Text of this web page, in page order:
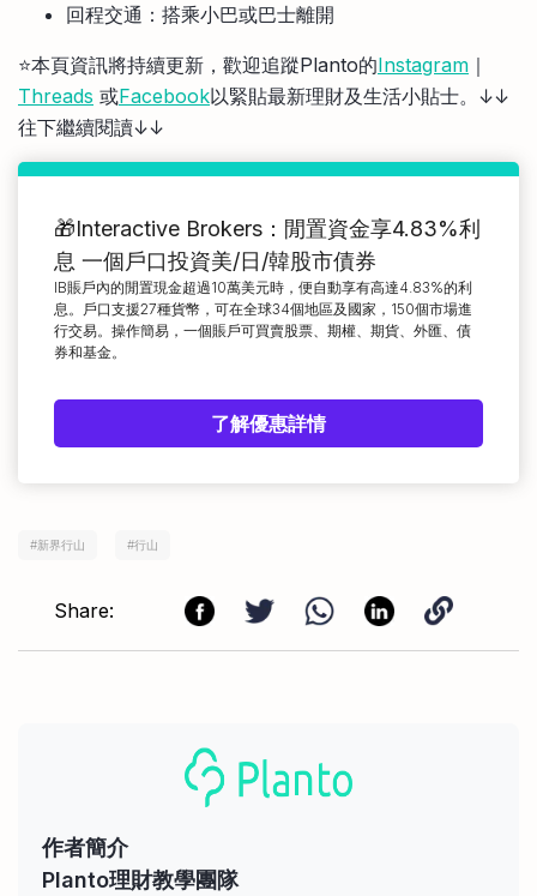
回程交通：搭乘小巴或巴士離開
⭐️本頁資訊將持續更新，歡迎追蹤Planto的Instagram ｜
Threads 或Facebook以緊貼最新理財及生活小貼士。↓↓
往下繼續閱讀↓↓
🎁Interactive Brokers：閒置資金享4.83%利
息 一個戶口投資美/日/韓股市債券
IB賬戶內的閒置現金超過10萬美元時，便自動享有高達4.83%的利
息。戶口支援27種貨幣，可在全球34個地區及國家，150個市場進
行交易。操作簡易，一個賬戶可買賣股票、期權、期貨、外匯、債
券和基金。
了解優惠詳情
#新界行山 #行山
Share:
作者簡介
Planto理財教學團隊